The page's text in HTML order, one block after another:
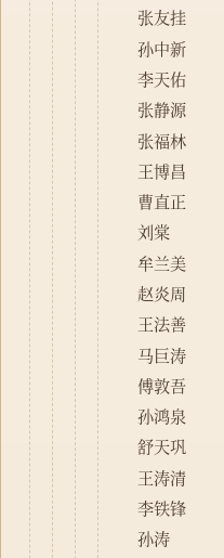
张友挂
孙中新
李天佑
张静源
张福林
王博昌
曹直正
刘棠
牟兰美
赵炎周
王法善
马巨涛
傅敦吾
孙鸿泉
舒天巩
王涛清
李铁锋
孙涛